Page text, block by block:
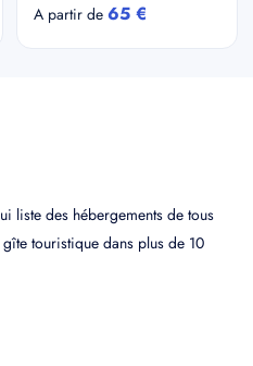
A partir de 65 €
liste des hébergements de tous
touristique dans plus de 10